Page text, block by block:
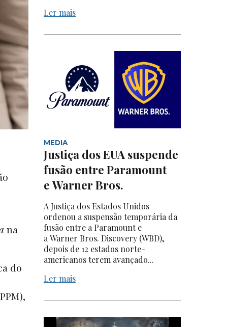
na
do
Ler mais
MEDIA
Justiça dos EUA suspende
fusão entre Paramount
e Warner Bros.
A Justiça dos Estados Unidos
ordenou a suspensão temporária da
fusão entre a Paramount e
a Warner Bros. Discovery (WBD),
depois de 12 estados norte-
americanos terem avançado...
Ler mais